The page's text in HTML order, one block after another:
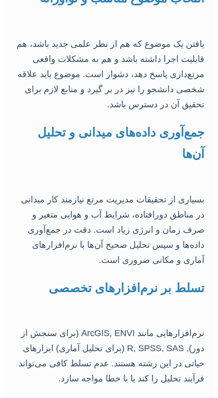
یافتن یک موضوع که هم از نظر علمی جدید باشد، هم
قابلیت اجرا داشته باشد و هم به مشکلات واقعی
مرتع‌داری پاسخ دهد، دشوار است. موضوع باید علاقه
شخصی دانشجو را نیز در بر گیرد و منابع لازم برای
تحقیق آن در دسترس باشد.
جمع‌آوری داده‌های میدانی و تحلیل
آن‌ها
بسیاری از تحقیقات مدیریت مرتع نیازمند کار میدانی
در مناطق دورافتاده، شرایط آب و هوایی متغیر و
صرف زمان و انرژی زیاد است. دقت در جمع‌آوری
داده‌ها و سپس تحلیل صحیح آن‌ها با نرم‌افزارهای
آماری و مکانی ضروری است.
تسلط بر نرم‌افزارهای تخصصی
نرم‌افزارهایی مانند ArcGIS, ENVI (برای سنجش از
دور), R, SPSS, SAS (برای تحلیل آماری) ابزارهای
حیاتی در این رشته هستند. عدم تسلط کافی می‌تواند
فرآیند تحلیل را کند یا با خطا مواجه سازد.